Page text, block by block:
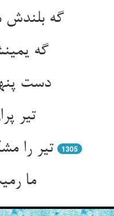
گه
گه
دست
تیر
تیر را
1305
ما